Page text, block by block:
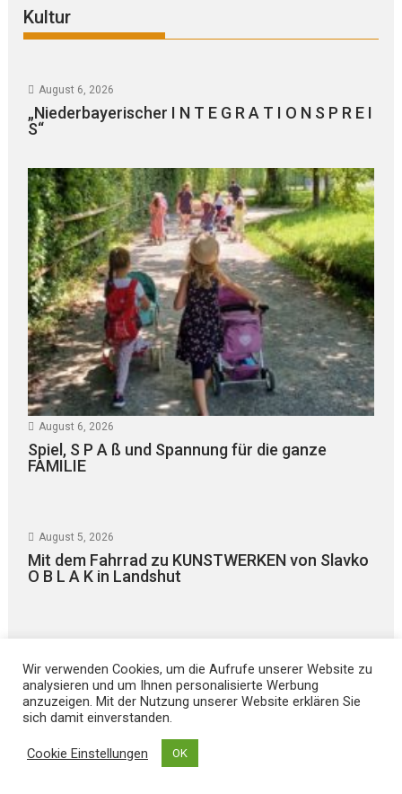
Kultur
August 6, 2026
„Niederbayerischer I N T E G R A T I O N S P R E I
S“
August 6, 2026
Spiel, S P A ß und Spannung für die ganze
FAMILIE
August 5, 2026
Mit dem Fahrrad zu KUNSTWERKEN von Slavko
O B L A K in Landshut
vhs Landshut: TAGESFAHRT mit Hans Wallner
nach R O S E N H E I M
Wir verwenden Cookies, um die Aufrufe unserer Website zu
analysieren und um Ihnen personalisierte Werbung
anzuzeigen. Mit der Nutzung unserer Website erklären Sie
sich damit einverstanden.
Cookie Einstellungen OK